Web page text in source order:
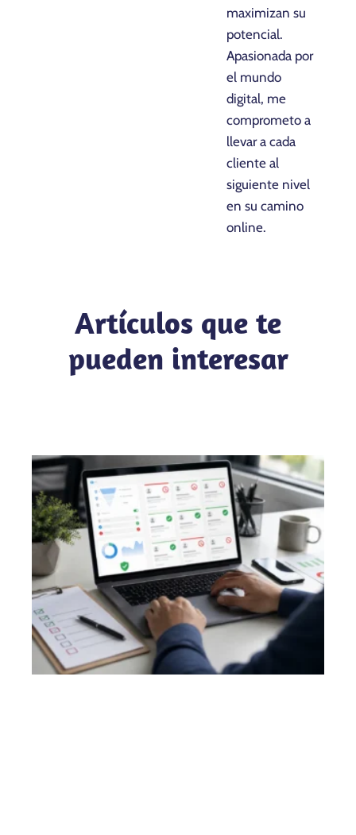
maximizan su
potencial.
Apasionada por
el mundo
digital, me
comprometo a
llevar a cada
cliente al
siguiente nivel
en su camino
online.
Artículos que te
pueden interesar